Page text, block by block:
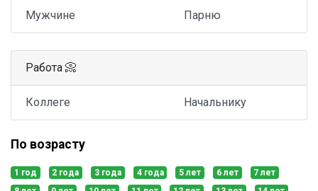
Мужчине Парню
Работа 📀
Коллеге Начальнику
По возрасту
1 год 2 года 3 года 4 года 5 лет 6 лет
7 лет